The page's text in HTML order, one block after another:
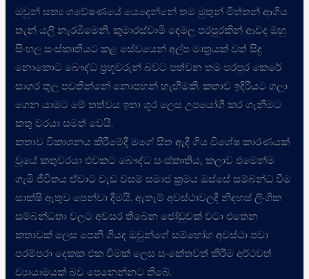
ඔවුන් සත් ය ගවේෂණයේ යෙදෙන්නේ තම මුතුන් මිත්තන් ආගිය
තැන් යලි නැරඹීමෙනි. කුමාරස්වාමි දෙමල පරපුරකින් ආවද ඔහු
සිංහල සංස්කෘතියට කළ සේවයෙන් අල්ප මාත්රයක් වත් සිදු
නොකොට බෞද්ධ ප්රභූවරුන් බවට පත්වන තම පරපුර කෙරේ
සාගර තුල පවතින්නේ නොපහන් හැඟීමකි. කතාව ඉදිරියට ගලා
ගෙන යාමට මේ තත්වය ඉතා ශූර ලෙස උපයෝගී කර ගැනීමට
කතු වරයා සමත් වෙයි.
කතාව විකාශනය කිරීමේදී මගේ සිත ඇදී ගිය විශේෂ කාරණයක්
වූයේ කතුවරයා එවකට බෞද්ධ සංස්කෘතිය, කලාව එමෙන්ම
ගැමි ජීවිතය ඒවාට වැඩ වසම් සමාජ ක්රමය ඔස්සේ සම්බන්ධ වීම
සාක්ෂි ඇතුව පෙන්වා දීමයි. ඇතැම් අවස්ථාවලදී නිදහස් ලිංගික
සම්බන්ධතා වලට අවසර තිබෙන ජෝඩුවක් වටා එතෙන
කතාවක් ලෙස පෙනී ගියද ඔවුන්ගේ සම්භෝග අවස්ථා පවා
පරම්පරා දෙකක එක වීමක් ලෙස සංකේතවත් කිරීම අර්ථවත්
ව්යායාමයක් බව පෙනෙන්නට තිබේ.